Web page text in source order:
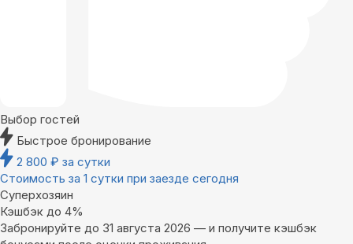
Выбор гостей
Быстрое бронирование
2 800 ₽ за сутки
Стоимость за 1 сутки при заезде сегодня
Суперхозяин
Кэшбэк до 4%
Забронируйте до 31 августа 2026 — и получите кэшбэк